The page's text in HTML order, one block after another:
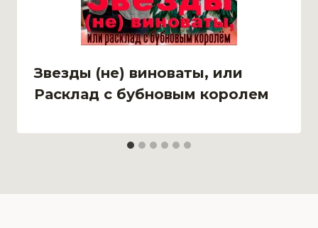
Звезды (не) виноваты, или
Расклад с бубновым королем